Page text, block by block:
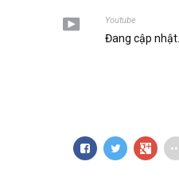
Youtube
Đang cập nhật...